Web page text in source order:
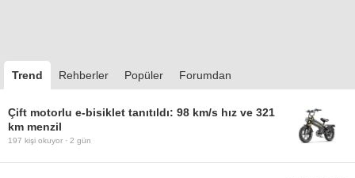
Trend Rehberler Popüler Forumdan
Çift motorlu e-bisiklet tanıtıldı: 98 km/s hız ve 321
km menzil
197 kişi okuyor · 2 gün